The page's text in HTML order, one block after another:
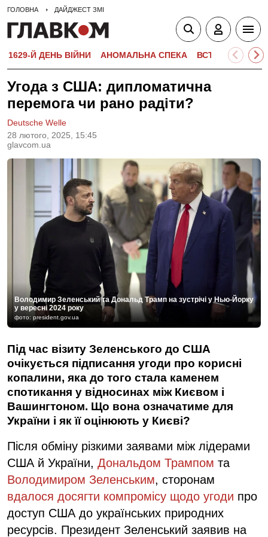
ГОЛОВНА ДАЙДЖЕСТ ЗМІ
1629-Й ДЕНЬ ВІЙНИ АНОМАЛЬНА СПЕКА ВСТУПНА
Угода з США: дипломатична
перемога чи рано радіти?
28 лютого, 2025, 15:45
glavcom.ua
Deutsche Welle
Володимир Зеленський та Дональд Трамп на зустрічі у Нью-Йорку
у вересні 2024 року
фото: president.gov.ua
Під час візиту Зеленського до США
очікується підписання угоди про корисні
копалини, яка до того стала каменем
спотикання у відносинах між Києвом і
Вашингтоном. Що вона означатиме для
України і як її оцінюють у Києві?
Після обміну різкими заявами між лідерами
США й України, Дональдом Трампом та
Володимиром Зеленським, сторонам
вдалося досягти компромісу щодо угоди про
доступ США до українських природних
ресурсів. Президент Зеленський заявив на